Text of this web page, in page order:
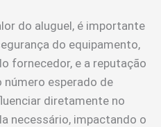
do aluguel, é importante
do equipamento,
fornecedor, e a reputação
número esperado de
diretamente no
necessário, impactando o